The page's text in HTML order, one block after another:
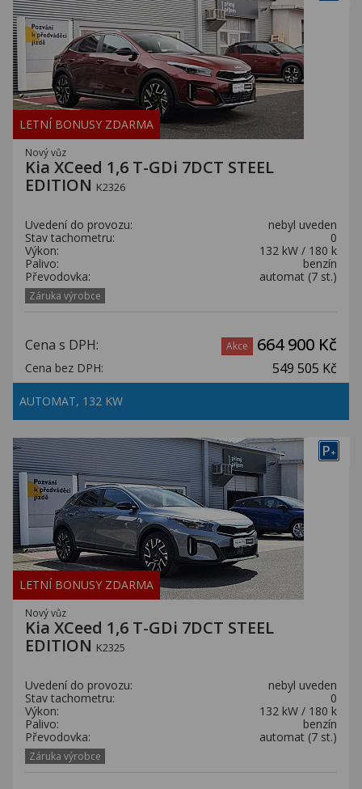
LETNÍ BONUSY ZDARMA
Nový vůz
Kia XCeed 1,6 T-GDi 7DCT STEEL
EDITION K2326
Uvedení do provozu:
nebyl uveden
Stav tachometru:
0
Výkon:
132 kW / 180 k
Palivo:
benzín
Převodovka:
automat (7 st.)
Záruka výrobce
Cena s DPH: Akce 664 900 Kč
Cena bez DPH: 549 505 Kč
AUTOMAT, 132 KW
P+
LETNÍ BONUSY ZDARMA
Nový vůz
Kia XCeed 1,6 T-GDi 7DCT STEEL
EDITION K2325
Uvedení do provozu:
nebyl uveden
Stav tachometru:
0
Výkon:
132 kW / 180 k
Palivo:
benzín
Převodovka:
automat (7 st.)
Záruka výrobce